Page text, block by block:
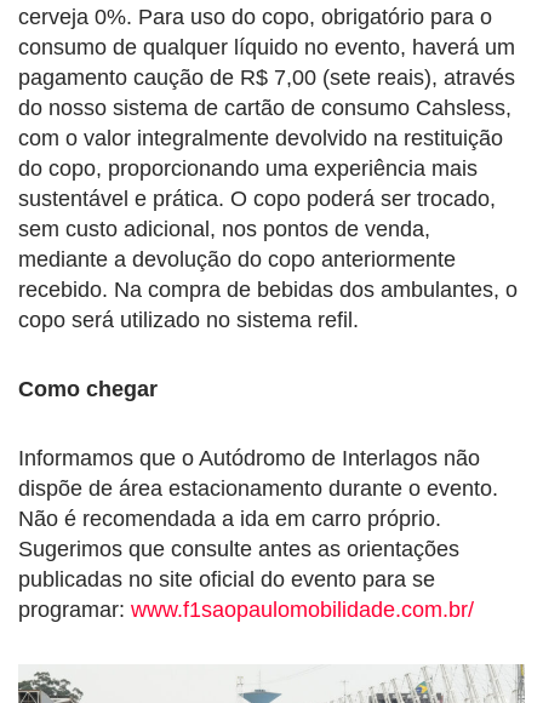
cerveja 0%. Para uso do copo, obrigatório para o
consumo de qualquer líquido no evento, haverá um
pagamento caução de R$ 7,00 (sete reais), através
do nosso sistema de cartão de consumo Cahsless,
com o valor integralmente devolvido na restituição
do copo, proporcionando uma experiência mais
sustentável e prática. O copo poderá ser trocado,
sem custo adicional, nos pontos de venda,
mediante a devolução do copo anteriormente
recebido. Na compra de bebidas dos ambulantes, o
copo será utilizado no sistema refil.
Como chegar
Informamos que o Autódromo de Interlagos não
dispõe de área estacionamento durante o evento.
Não é recomendada a ida em carro próprio.
Sugerimos que consulte antes as orientações
publicadas no site oficial do evento para se
programar: www.f1saopaulomobilidade.com.br/